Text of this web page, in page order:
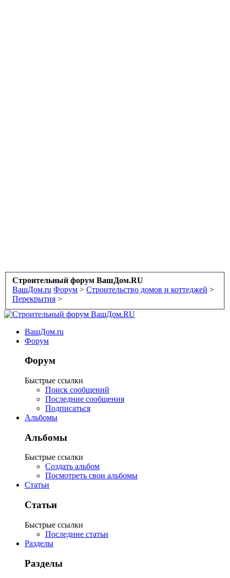
Строительный форум ВашДом.RU
ВашДом.ru Форум > Строительство домов и коттеджей >
Перекрытия >
ВашДом.ru
Форум
Форум
Быстрые ссылки
Поиск сообщений
Последние сообщения
Подписаться
Альбомы
Альбомы
Быстрые ссылки
Создать альбом
Посмотреть свои альбомы
Статьи
Статьи
Быстрые ссылки
Последние статьи
Разделы
Разделы